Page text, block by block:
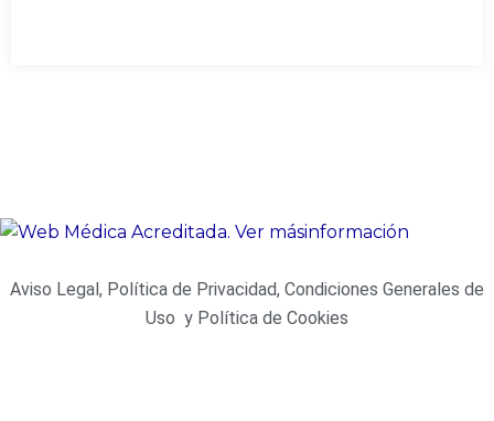
Aviso Legal, Política de Privacidad, Condiciones Generales de
Uso y Política de Cookies